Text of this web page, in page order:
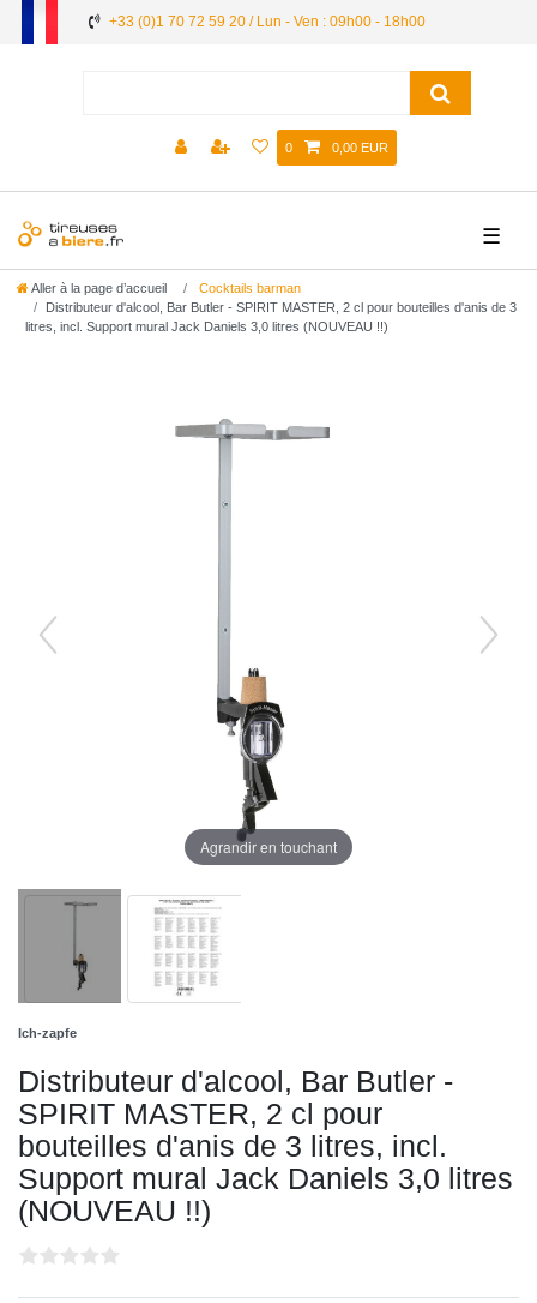
+33 (0)1 70 72 59 20 / Lun - Ven : 09h00 - 18h00
0 0,00 EUR
☰
Aller à la page d’accueil
Cocktails barman
Distributeur d'alcool, Bar Butler - SPIRIT MASTER, 2 cl pour bouteilles d'anis de 3
litres, incl. Support mural Jack Daniels 3,0 litres (NOUVEAU !!)
Agrandir en touchant
Ich-zapfe
Distributeur d'alcool, Bar Butler -
SPIRIT MASTER, 2 cl pour
bouteilles d'anis de 3 litres, incl.
Support mural Jack Daniels 3,0 litres
(NOUVEAU !!)